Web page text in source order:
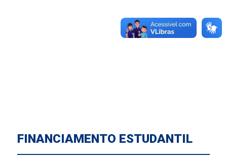
FINANCIAMENTO ESTUDANTIL